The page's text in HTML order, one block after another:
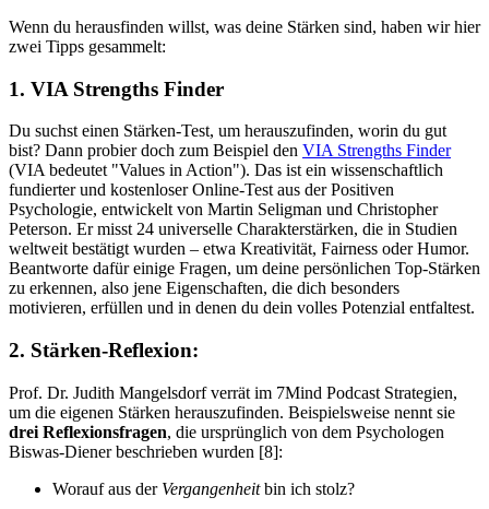
Wenn du herausfinden willst, was deine Stärken sind, haben wir hier
zwei Tipps gesammelt:
1. VIA Strengths Finder
Du suchst einen Stärken-Test, um herauszufinden, worin du gut
bist? Dann probier doch zum Beispiel den VIA Strengths Finder
(VIA bedeutet "Values in Action"). Das ist ein wissenschaftlich
fundierter und kostenloser Online-Test aus der Positiven
Psychologie, entwickelt von Martin Seligman und Christopher
Peterson. Er misst 24 universelle Charakterstärken, die in Studien
weltweit bestätigt wurden – etwa Kreativität, Fairness oder Humor.
Beantworte dafür einige Fragen, um deine persönlichen Top-Stärken
zu erkennen, also jene Eigenschaften, die dich besonders
motivieren, erfüllen und in denen du dein volles Potenzial entfaltest.
2. Stärken-Reflexion:
Prof. Dr. Judith Mangelsdorf verrät im 7Mind Podcast Strategien,
um die eigenen Stärken herauszufinden. Beispielsweise nennt sie
drei Reflexionsfragen, die ursprünglich von dem Psychologen
Biswas-Diener beschrieben wurden [8]:
Worauf aus der Vergangenheitbin ich stolz?